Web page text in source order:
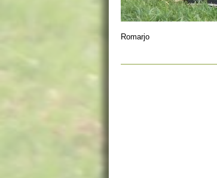
Romarjo